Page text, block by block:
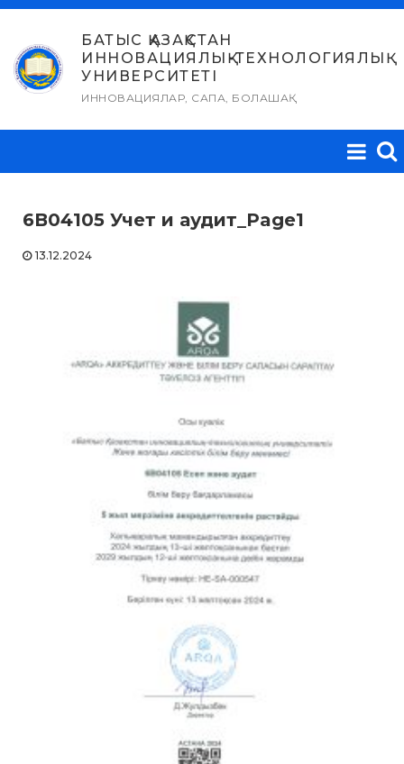
Skip
content
БАТЫС ҚАЗАҚСТАН
ИННОВАЦИЯЛЫҚ-ТЕХНОЛОГИЯЛЫҚ
УНИВЕРСИТЕТІ
ИННОВАЦИЯЛАР, САПА, БОЛАШАҚ
6В04105 Учет и аудит_Page1
13.12.2024